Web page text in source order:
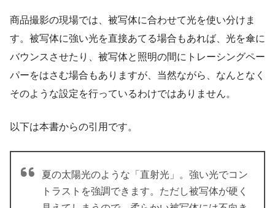
きほんの物撮り
「よい物撮り」のための4つのきほん
まず揃えたい、物撮りのための「道具」
写真の主題を決める「ピント」
「光の向き」は6方向をきほんに考える
「光の性質」を使い分ける
「レフ板」で“都合のよい光”を演出する
「レンズ」で変わる被写体の印象
商品撮影の現場では、被写体に合わせて光を使い分けま
す。被写体に強い光を直接あてる場合もあれば、光を傘に
バウンスさせたり、被写体と照明の間にトレーシングペー
パーをはさむ場合もありますが、当然ながら、なんとなく
そのような設定を行っているわけではありません。
以下は本書からの引用です。
夏の太陽光のような「直射光」。強い光でコン
トラストを強調できます。ただし被写体が硬く